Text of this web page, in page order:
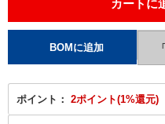
ポイント： 2ポイント(1%還元)